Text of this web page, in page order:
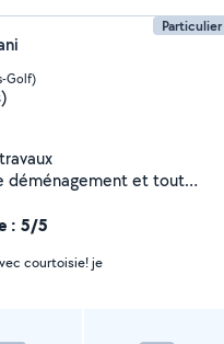
Particulier
Golf)
déménagement et tout
: 5/5
courtoisie! je